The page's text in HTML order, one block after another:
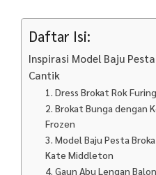
Daftar Isi:
Inspirasi Model Baju
Cantik
1. Dress Brokat Rok
2. Brokat Bunga dengan
Frozen
3. Model Baju Pesta
Kate Middleton
4. Gaun Abu Lengan